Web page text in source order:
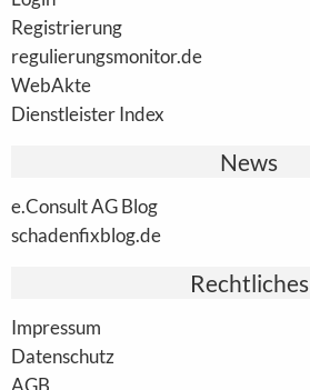
Registrierung
regulierungsmonitor.de
WebAkte
Dienstleister Index
News
e.Consult AG Blog
schadenfixblog.de
Rechtliches
Impressum
Datenschutz
AGB